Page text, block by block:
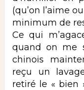
(qu’on l’aime
minimum de
Ce qui
quand on me
chinois
reçu un
retiré le « bien